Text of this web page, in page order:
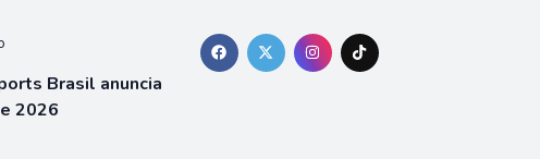
Brasil anuncia
2026